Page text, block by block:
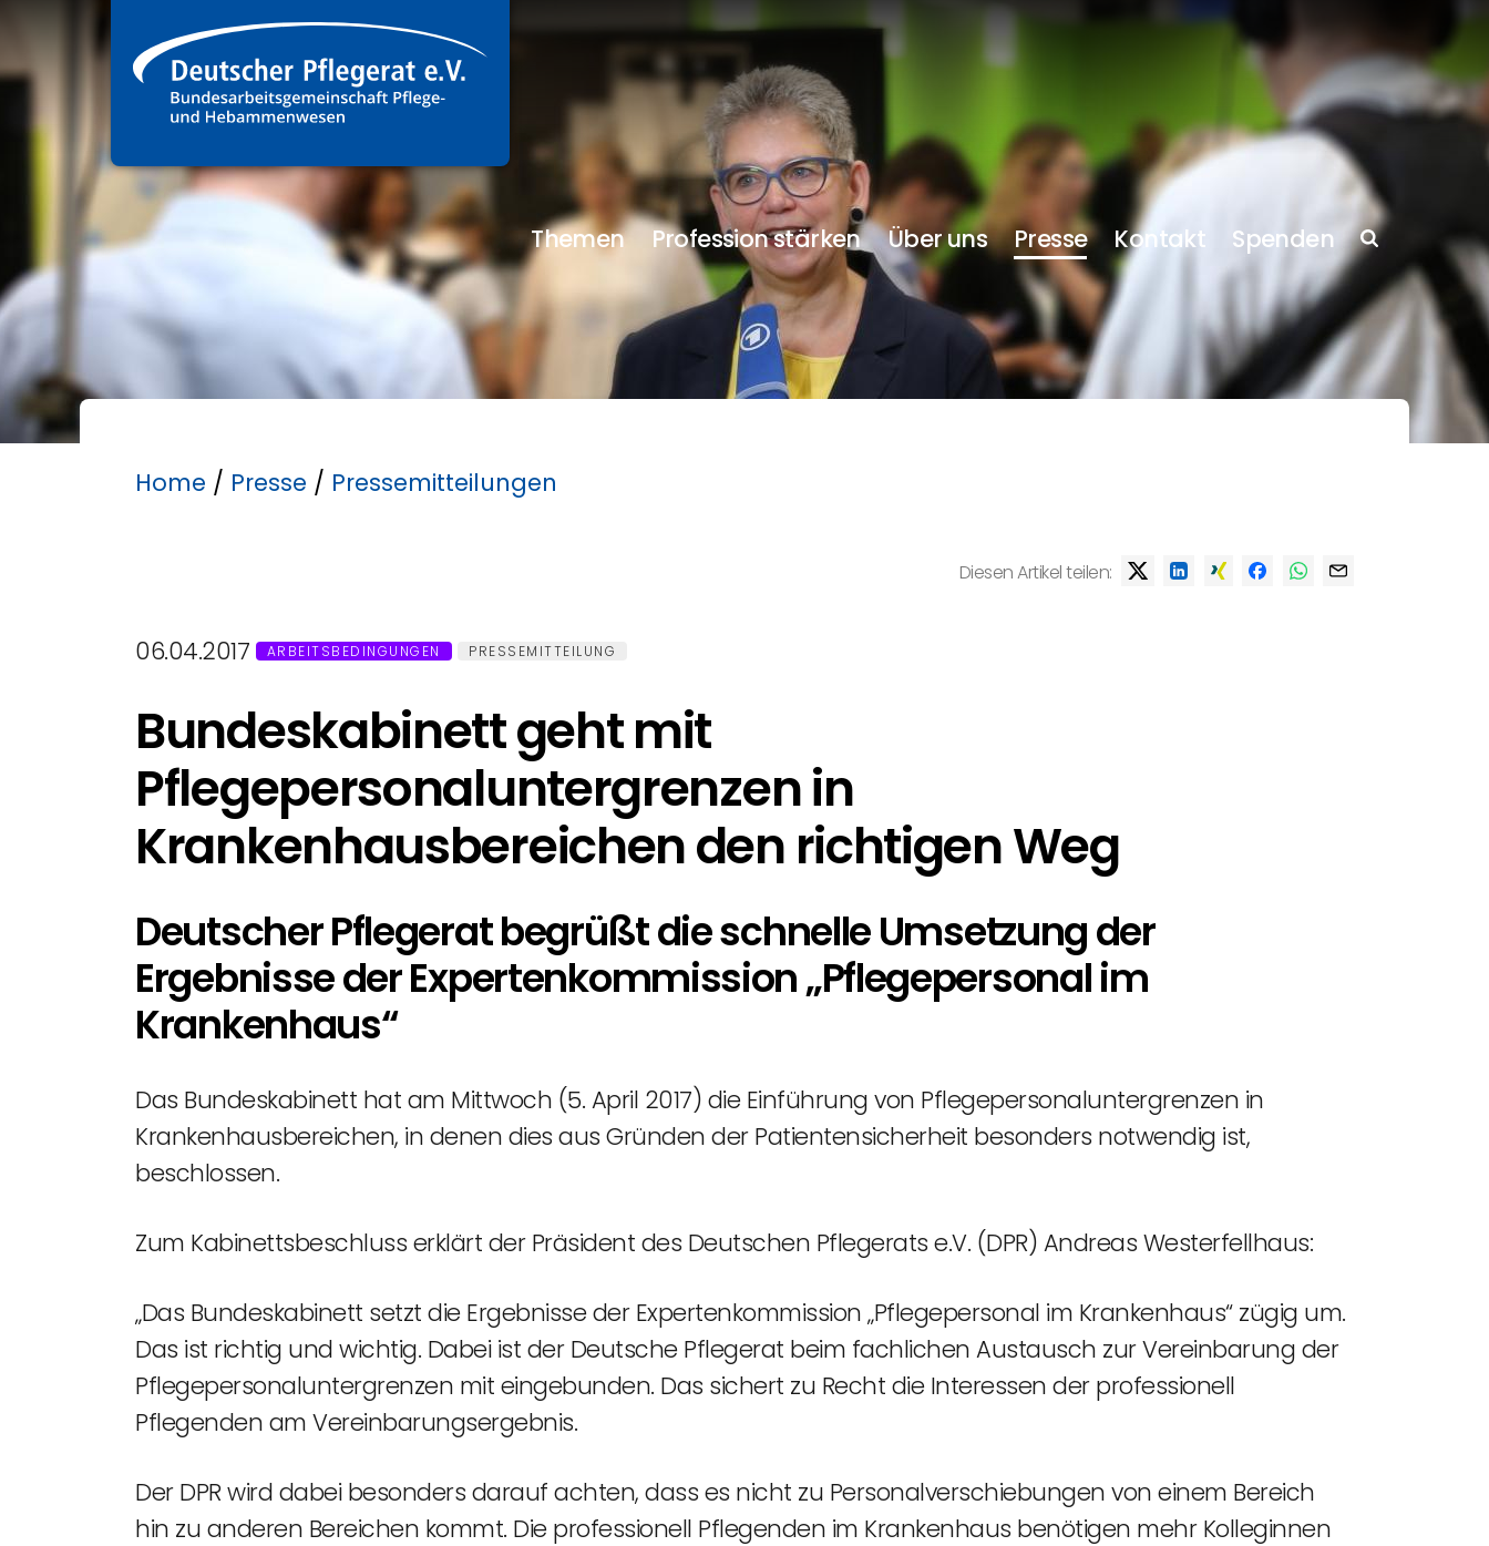
Themen Profession stärken Über uns Presse Kontakt Spenden
Home / Presse / Pressemitteilungen
Diesen Artikel teilen:
06.04.2017 ARBEITSBEDINGUNGEN PRESSEMITTEILUNG
Bundeskabinett geht mit
Pflegepersonaluntergrenzen in
Krankenhausbereichen den richtigen Weg
Deutscher Pflegerat begrüßt die schnelle Umsetzung der
Ergebnisse der Expertenkommission „Pflegepersonal im
Krankenhaus“
Das Bundeskabinett hat am Mittwoch (5. April 2017) die Einführung von Pflegepersonaluntergrenzen in
Krankenhausbereichen, in denen dies aus Gründen der Patientensicherheit besonders notwendig ist,
beschlossen.
Zum Kabinettsbeschluss erklärt der Präsident des Deutschen Pflegerats e.V. (DPR) Andreas Westerfellhaus:
„Das Bundeskabinett setzt die Ergebnisse der Expertenkommission „Pflegepersonal im Krankenhaus“ zügig um.
Das ist richtig und wichtig. Dabei ist der Deutsche Pflegerat beim fachlichen Austausch zur Vereinbarung der
Pflegepersonaluntergrenzen mit eingebunden. Das sichert zu Recht die Interessen der professionell
Pflegenden am Vereinbarungsergebnis.
Der DPR wird dabei besonders darauf achten, dass es nicht zu Personalverschiebungen von einem Bereich
hin zu anderen Bereichen kommt. Die professionell Pflegenden im Krankenhaus benötigen mehr Kolleginnen